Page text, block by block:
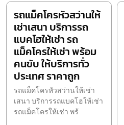
รถแม็คโครหัวสว่านให้
เช่าเสนา บริการรถ
แบคโฮให้เช่า รถ
แม็คโครให้เช่า พร้อม
คนขับ ให้บริการทั่ว
ประเทศ ราคาถูก
รถแม็คโครหัวสว่านให้เช่า
เสนา บริการรถแบคโฮให้เช่า
รถแม็คโครให้เช่า พร้